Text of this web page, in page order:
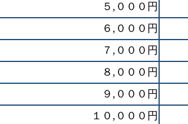
５,０００円
６,０００円
７,０００円
８,０００円
９,０００円
１０,０００円